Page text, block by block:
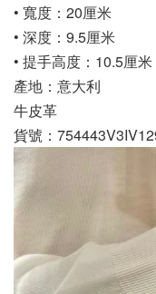
• 寬度：20厘米
• 深度：9.5厘米
• 提手高度：10.5厘米
產地：意大利
牛皮革
貨號：